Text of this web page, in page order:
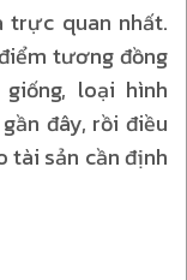
trực quan nhất.
tương đồng
loại hình
đây, rồi điều
tài sản cần định